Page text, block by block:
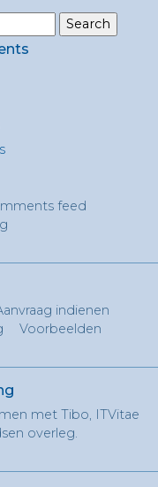
feed
indienen
Voorbeelden
met Tibo, ITVitae
overleg.